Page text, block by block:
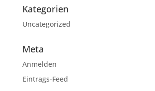
Kategorien
Uncategorized
Meta
Anmelden
Eintrags-Feed